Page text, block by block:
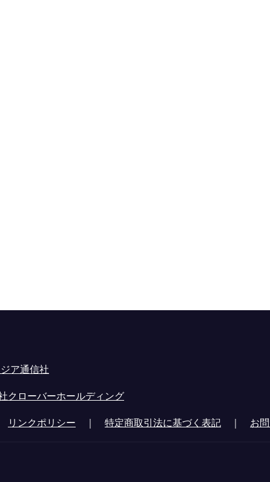
ア通信社
クローバーホールディング
リンクポリシー ｜ 特定商取引法に基づく表記 ｜ お